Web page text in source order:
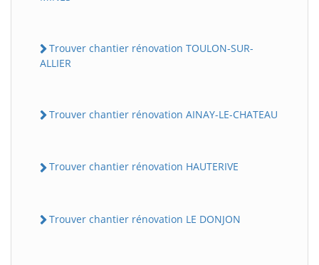
Trouver chantier rénovation TOULON-SUR-
ALLIER
Trouver chantier rénovation AINAY-LE-CHATEAU
Trouver chantier rénovation HAUTERIVE
Trouver chantier rénovation LE DONJON